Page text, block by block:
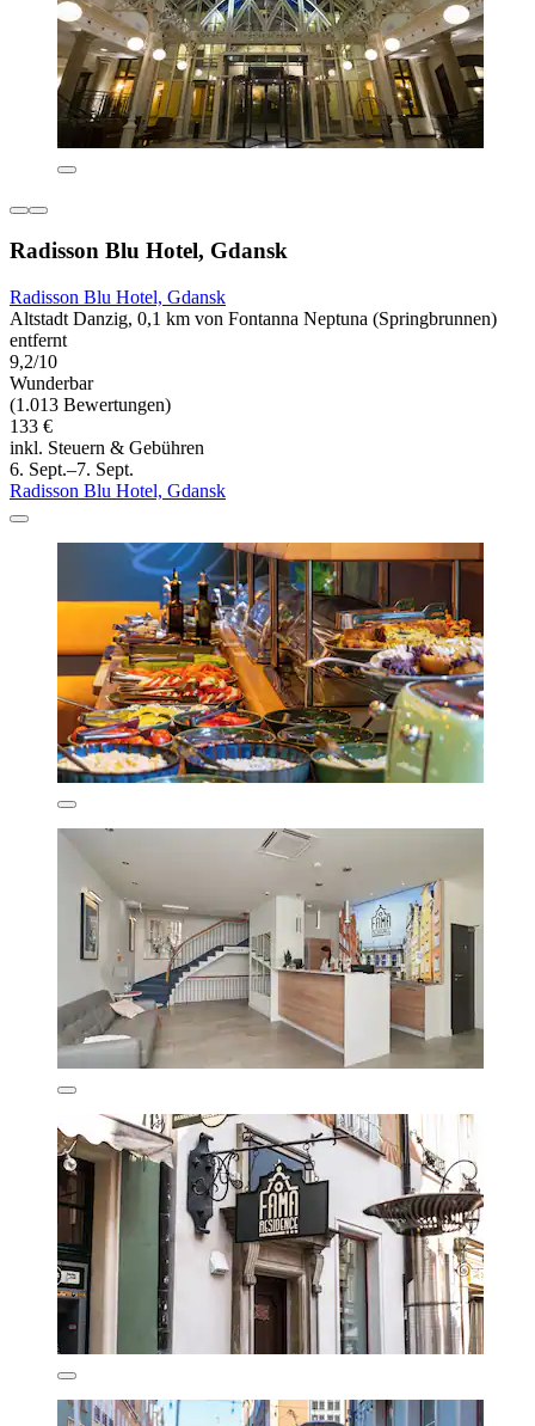
Radisson Blu Hotel, Gdansk
Radisson Blu Hotel, Gdansk
Altstadt Danzig, 0,1 km von Fontanna Neptuna (Springbrunnen)
entfernt
9,2/10
Wunderbar
(1.013 Bewertungen)
133 €
inkl. Steuern & Gebühren
6. Sept.–7. Sept.
Radisson Blu Hotel, Gdansk